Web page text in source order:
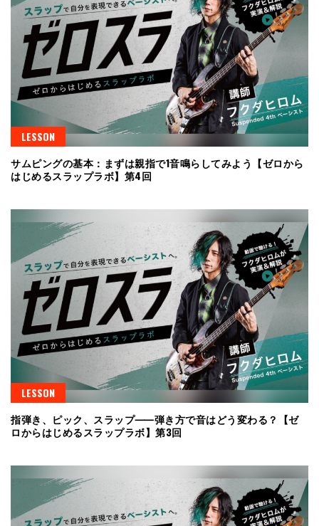
LESSON
サムピングの基本：まずは親指で1音鳴らしてみよう【ゼロから
はじめるスラップラボ】第4回
LESSON
指弾き、ピック、スラップ⸺弾き方で音はどう変わる？【ゼ
ロからはじめるスラップラボ】第3回